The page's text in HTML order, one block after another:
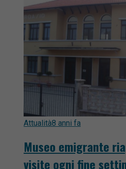
Attualità8 anni fa
Museo emigrante
visite ogni fine